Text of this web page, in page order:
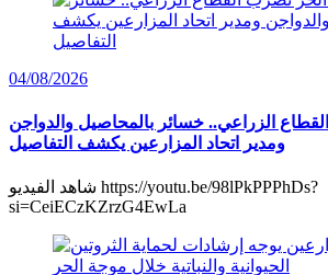
04/08/2026
الزراعي.. خسائر بالمحاصيل والدواجن
ومدير اتحاد المزارعين يكشف التفاصيل
شاهد الفيديو https://youtu.be/98lPkPPPhDs?
si=CeiECzKZrzG4EwLa